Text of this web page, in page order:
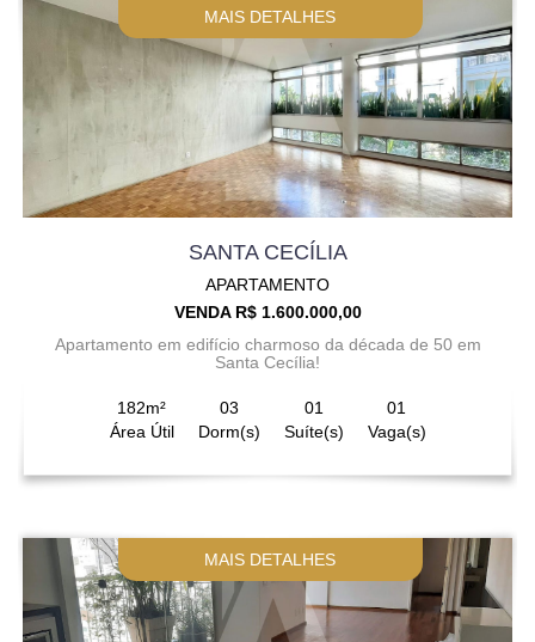
MAIS DETALHES
SANTA CECÍLIA
APARTAMENTO
VENDA R$ 1.600.000,00
Apartamento em edifício charmoso da década de 50 em
Santa Cecília!
182m²
Área Útil
03
Dorm(s)
01
Suíte(s)
01
Vaga(s)
MAIS DETALHES